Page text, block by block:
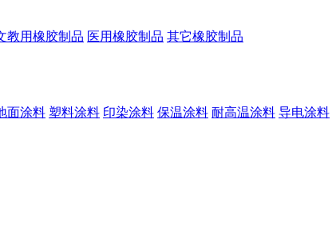
教用橡胶制品 医用橡胶制品 其它橡胶制品
面涂料 塑料涂料 印染涂料 保温涂料 耐高温涂料 导电涂料